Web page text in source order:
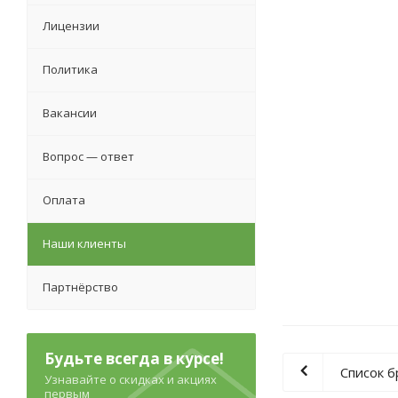
Список
Лицензии
Политика
Вакансии
Вопрос — ответ
Оплата
Наши клиенты
Партнёрство
Будьте всегда в курсе!
Узнавайте о скидках и акциях
первым